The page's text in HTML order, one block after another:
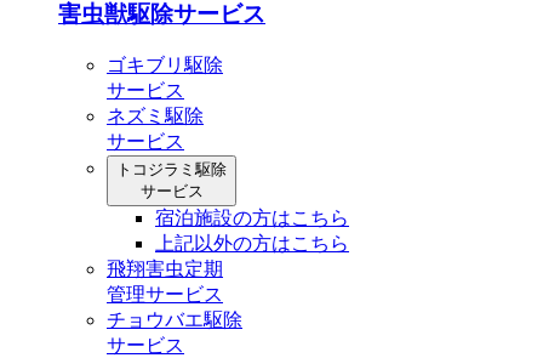
害虫獣駆除サービス
ゴキブリ駆除
サービス
ネズミ駆除
サービス
トコジラミ駆除
サービス
宿泊施設の方はこちら
上記以外の方はこちら
飛翔害虫定期
管理サービス
チョウバエ駆除
サービス